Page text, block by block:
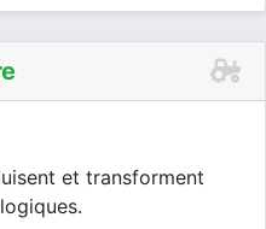
et transforment